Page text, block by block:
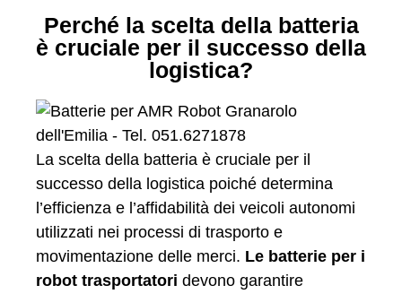
Perché la scelta della batteria
è cruciale per il successo della
logistica?
La scelta della batteria è cruciale per il
successo della logistica poiché determina
l’efficienza e l’affidabilità dei veicoli autonomi
utilizzati nei processi di trasporto e
movimentazione delle merci. Le batterie per i
robot trasportatori devono garantire